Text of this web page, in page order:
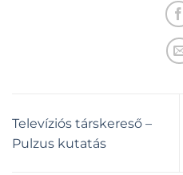
Televíziós társkereső –
Pulzus kutatás